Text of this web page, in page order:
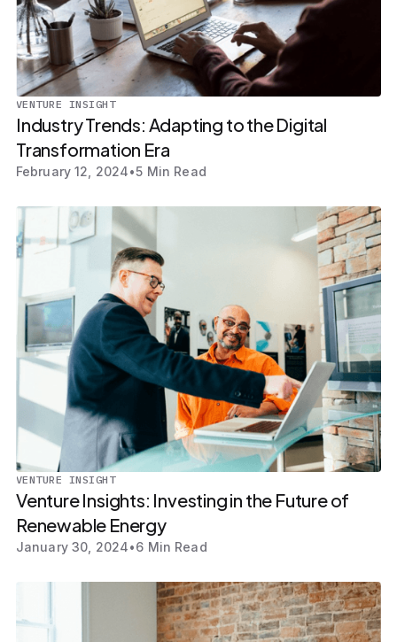
VENTURE INSIGHT
Industry Trends: Adapting to the Digital
Transformation Era
February 12, 2024•5 Min Read
VENTURE INSIGHT
Venture Insights: Investing in the Future of
Renewable Energy
January 30, 2024•6 Min Read